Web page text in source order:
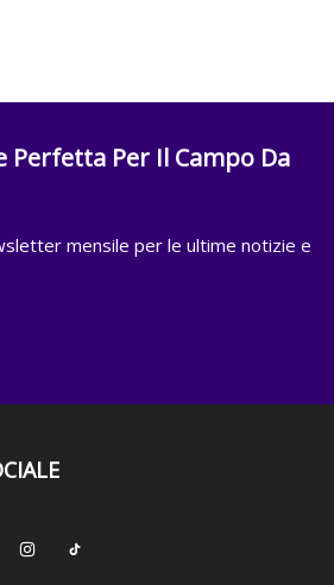
Perfetta Per Il Campo Da
mensile per le ultime notizie e